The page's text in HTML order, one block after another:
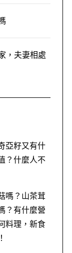
，夫妻相處
亞籽又有什
？什麼人不
嗎？山茶茸
？有什麼營
料理，新食